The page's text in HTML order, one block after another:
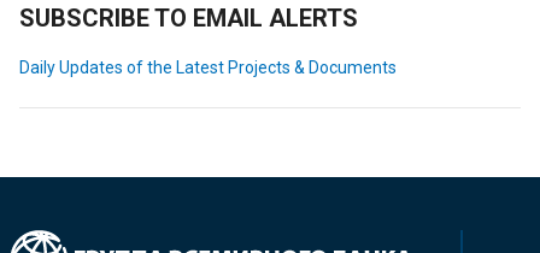
SUBSCRIBE TO EMAIL ALERTS
Daily Updates of the Latest Projects & Documents